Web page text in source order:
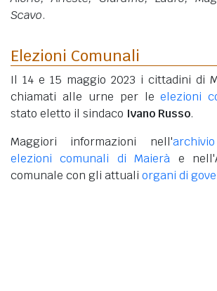
Scavo.
Elezioni Comunali
Il 14 e 15 maggio 2023 i cittadini di
chiamati alle urne per leelezioni
stato eletto il sindaco Ivano Russo.
Maggiori informazioni nell'
elezioni comunali di Maierà e
comunale con gli attuali organi di